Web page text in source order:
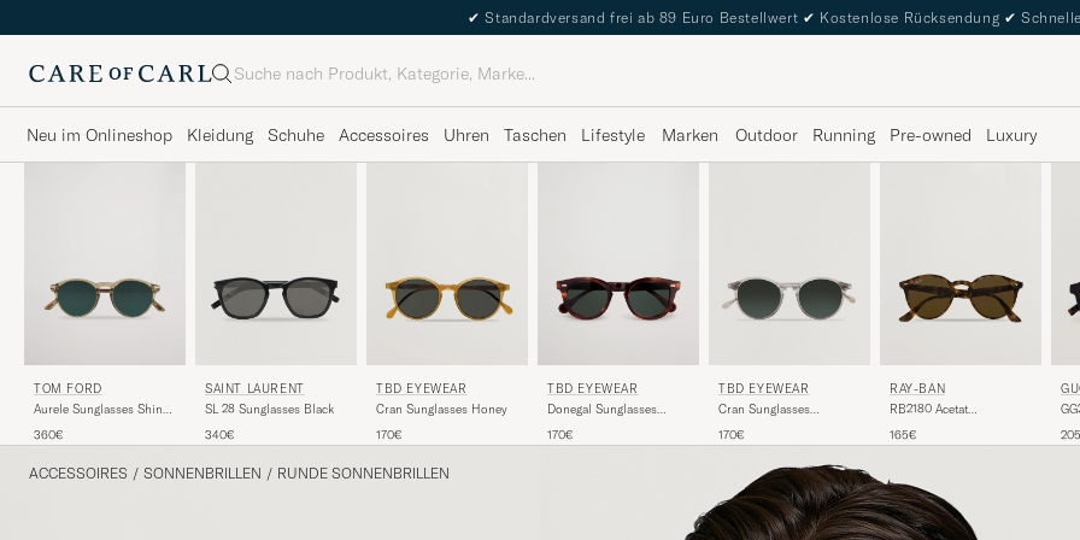
✔ Standardversand frei ab 89 Euro Bestellwert ✔ Kostenlose Rücksendung ✔
Suche
Neu im Onlineshop Kleidung Schuhe Accessoires Uhren Taschen Lifestyle Marken Outdoor Running Pre-owned Luxury
TOM FORD
Aurele Sunglasses Shiny
360€
SAINT LAURENT
SL 28 Sunglasses Black
340€
TBD EYEWEAR
Cran Sunglasses Honey
170€
TBD EYEWEAR
Donegal Sunglasses
170€
TBD EYEWEAR
Cran Sunglasses
170€
RAY-BAN
RB2180 Acetat
Havana/Dark Brown
165€
ACCESSOIRES / SONNENBRILLEN / RUNDE SONNENBRILLEN